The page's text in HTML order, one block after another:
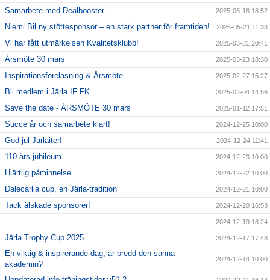
Samarbete med Dealbooster 2025-06-18 18:52
Niemi Bil ny stöttesponsor – en stark partner för framtiden! 2025-05-21 11:33
Vi har fått utmärkelsen Kvalitetsklubb! 2025-03-31 20:41
Årsmöte 30 mars 2025-03-23 18:30
Inspirationsföreläsning & Årsmöte 2025-02-27 15:27
Bli medlem i Järla IF FK 2025-02-04 14:56
Save the date - ÅRSMÖTE 30 mars 2025-01-12 17:51
Succé år och samarbete klart! 2024-12-25 10:00
God jul Järlaiter! 2024-12-24 11:41
110-års jubileum 2024-12-23 10:00
Hjärtlig påminnelse 2024-12-22 10:00
Dalecarlia cup, en Järla-tradition 2024-12-21 10:00
Tack älskade sponsorer! 2024-12-20 16:53
2024-12-19 18:24
Järla Trophy Cup 2025 2024-12-17 17:48
En viktig & inspirerande dag, är bredd den sanna
akademin?
2024-12-14 10:00